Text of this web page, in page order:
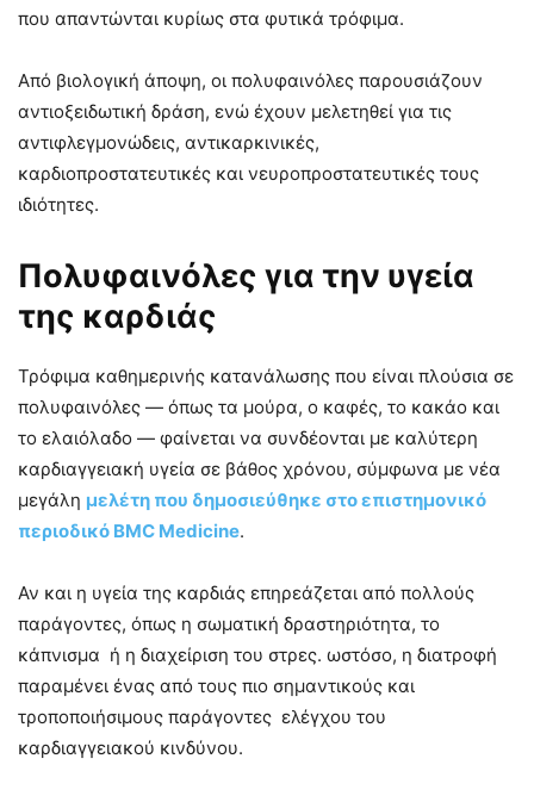
που απαντώνται κυρίως στα φυτικά τρόφιμα.
Από βιολογική άποψη, οι πολυφαινόλες παρουσιάζουν
αντιοξειδωτική δράση, ενώ έχουν μελετηθεί για τις
αντιφλεγμονώδεις, αντικαρκινικές,
καρδιοπροστατευτικές και νευροπροστατευτικές τους
ιδιότητες.
Πολυφαινόλες για την υγεία
της καρδιάς
Τρόφιμα καθημερινής κατανάλωσης που είναι πλούσια σε
πολυφαινόλες — όπως τα μούρα, ο καφές, το κακάο και
το ελαιόλαδο — φαίνεται να συνδέονται με καλύτερη
καρδιαγγειακή υγεία σε βάθος χρόνου, σύμφωνα με νέα
μεγάλη μελέτη που δημοσιεύθηκε στο επιστημονικό
περιοδικό BMC Medicine.
Αν και η υγεία της καρδιάς επηρεάζεται από πολλούς
παράγοντες, όπως η σωματική δραστηριότητα, το
κάπνισμα ή η διαχείριση του στρες. ωστόσο, η διατροφή
παραμένει ένας από τους πιο σημαντικούς και
τροποποιήσιμους παράγοντες ελέγχου του
καρδιαγγειακού κινδύνου.